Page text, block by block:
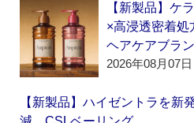
【新製品】ケ
×高浸透密着処
ヘアケアブラ
2026年08月07
【新製品】ハイゼントラを新